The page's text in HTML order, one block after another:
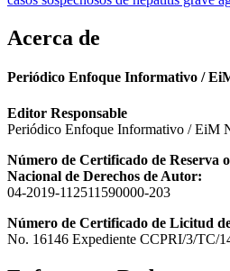
Acerca de
Periódico Enfoque Informativo /
Editor Responsable
Periódico Enfoque Informativo / EiM
Número de Certificado de Reserva
Nacional de Derechos de Autor:
04-2019-112511590000-203
Número de Certificado de Licitud
No. 16146 Expediente CCPRI/3/TC/